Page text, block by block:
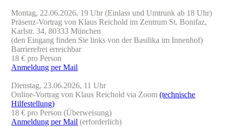
Montag, 22.06.2026, 19 Uhr (Einlass und Umtrunk ab 18 Uhr)
Präsenz-Vortrag von Klaus Reichold im Zentrum St. Bonifaz,
Karlstr. 34, 80333 München
(den Eingang finden Sie links von der Basilika im Innenhof)
Barrierefrei erreichbar
18 € pro Person
Anmeldung per Mail
Dienstag, 23.06.2026, 11 Uhr
Online-Vortrag von Klaus Reichold via Zoom(technische
Hilfestellung)
18 € pro Person (Überweisung)
Anmeldung per Mail (erforderlich)